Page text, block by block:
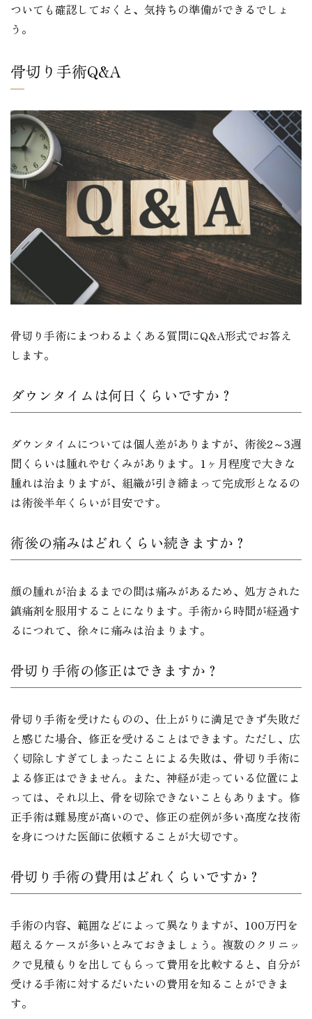
ついても確認しておくと、気持ちの準備ができるでしょ
う。
骨切り手術Q&A
骨切り手術にまつわるよくある質問にQ&A形式でお答え
します。
ダウンタイムは何日くらいですか？
ダウンタイムについては個人差がありますが、術後2～3週
間くらいは腫れやむくみがあります。1ヶ月程度で大きな
腫れは治まりますが、組織が引き締まって完成形となるの
は術後半年くらいが目安です。
術後の痛みはどれくらい続きますか？
顔の腫れが治まるまでの間は痛みがあるため、処方された
鎮痛剤を服用することになります。手術から時間が経過す
るにつれて、徐々に痛みは治まります。
骨切り手術の修正はできますか？
骨切り手術を受けたものの、仕上がりに満足できず失敗だ
と感じた場合、修正を受けることはできます。ただし、広
く切除しすぎてしまったことによる失敗は、骨切り手術に
よる修正はできません。また、神経が走っている位置によ
っては、それ以上、骨を切除できないこともあります。修
正手術は難易度が高いので、修正の症例が多い高度な技術
を身につけた医師に依頼することが大切です。
骨切り手術の費用はどれくらいですか？
手術の内容、範囲などによって異なりますが、100万円を
超えるケースが多いとみておきましょう。複数のクリニッ
クで見積もりを出してもらって費用を比較すると、自分が
受ける手術に対するだいたいの費用を知ることができま
す。